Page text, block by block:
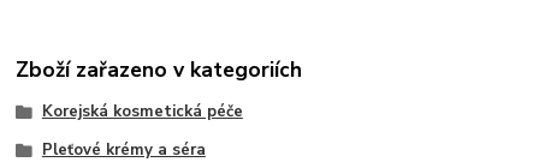
Zboží zařazeno v kategoriích
Korejská kosmetická péče
Pleťové krémy a séra